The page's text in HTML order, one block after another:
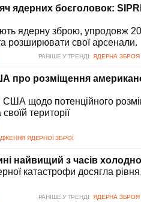
в регіоні, активізуючи
потенційних конфліктів.
ядерних боєголовок:
ядерну зброю, упродовж
розширювати свої арсенали.
РАНІШЕ У ТРЕНДІ: ЯДЕРНА ЗБРОЯ
про розміщення
США щодо потенційного
території
ЯДЕРНОЇ ЗБРОЇ
найвищий з часів
катастрофи досягла
РАНІШЕ У ТРЕНДІ: ЯДЕРНА ЗБРОЯ